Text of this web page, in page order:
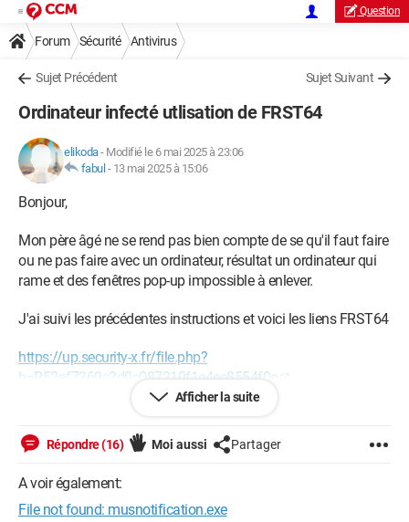
Question
Forum Sécurité Antivirus
Sujet Précédent Sujet Suivant
Ordinateur infecté utlisation de FRST64
elikoda- Modifié le 6 mai 2025 à 23:06
fabul - 13 mai 2025 à 15:06
Bonjour,
Mon père âgé ne se rend pas bien compte de se qu'il faut faire
ou ne pas faire avec un ordinateur, résultat un ordinateur qui
rame et des fenêtres pop-up impossible à enlever.
J'ai suivi les précédentes instructions et voici les liens FRST64
https://up.security-x.fr/file.php?
h=R52af7369c2d9c087210f1e4ee8554f0e
h=Reb4e548f35f61a7a5070c5acfbf73b36
Merci par avance pour votre aide précieuse
Afficher la suite
Répondre (16) Moi aussi Partager
A voir également:
File not found: musnotification.exe